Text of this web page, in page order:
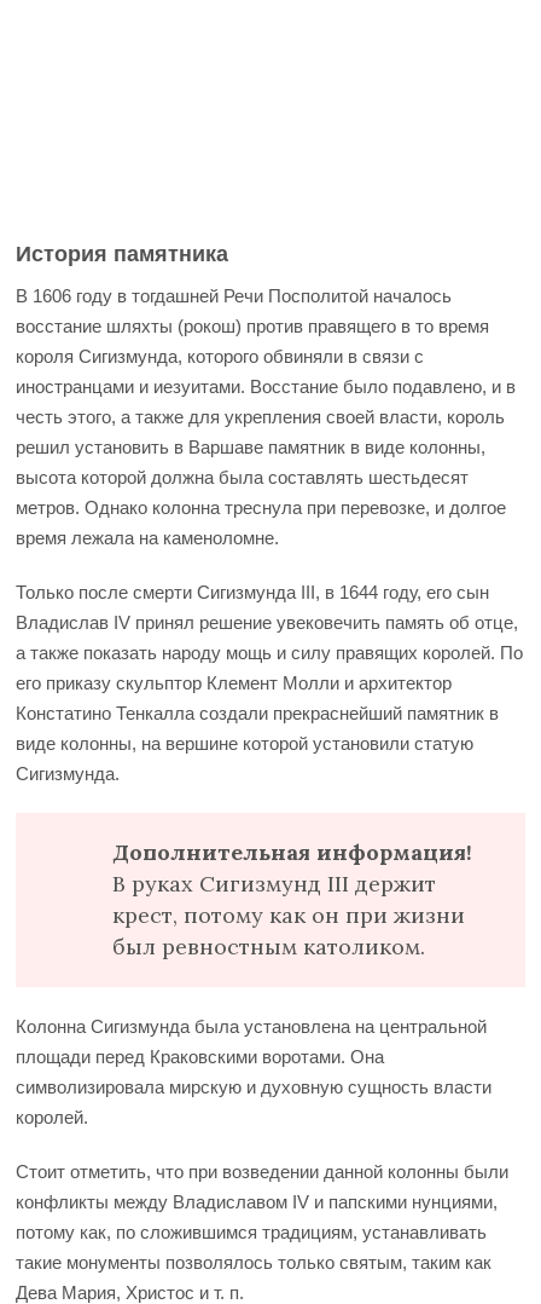
История памятника
В 1606 году в тогдашней Речи Посполитой началось
восстание шляхты (рокош) против правящего в то время
короля Сигизмунда, которого обвиняли в связи с
иностранцами и иезуитами. Восстание было подавлено, и в
честь этого, а также для укрепления своей власти, король
решил установить в Варшаве памятник в виде колонны,
высота которой должна была составлять шестьдесят
метров. Однако колонна треснула при перевозке, и долгое
время лежала на каменоломне.
Только после смерти Сигизмунда III, в 1644 году, его сын
Владислав IV принял решение увековечить память об отце,
а также показать народу мощь и силу правящих королей. По
его приказу скульптор Клемент Молли и архитектор
Констатино Тенкалла создали прекраснейший памятник в
виде колонны, на вершине которой установили статую
Сигизмунда.
Дополнительная информация!
В руках Сигизмунд III держит
крест, потому как он при жизни
был ревностным католиком.
Колонна Сигизмунда была установлена на центральной
площади перед Краковскими воротами. Она
символизировала мирскую и духовную сущность власти
королей.
Стоит отметить, что при возведении данной колонны были
конфликты между Владиславом IV и папскими нунциями,
потому как, по сложившимся традициям, устанавливать
такие монументы позволялось только святым, таким как
Дева Мария, Христос и т. п.